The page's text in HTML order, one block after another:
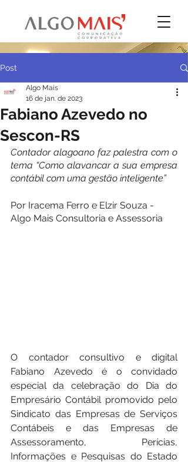
Post
Fabiano Azevedo no
Sescon-RS
Algo Mais
16 de jan. de 2023
Contador alagoano faz palestra com o
tema “Como alavancar a sua empresa
contábil com uma gestão inteligente”
Por Iracema Ferro e Elzir Souza -
Algo Mais Consultoria e Assessoria
O contador consultivo e digital
Fabiano Azevedo é o convidado
especial da celebração do Dia do
Empresário Contábil promovido pelo
Sindicato das Empresas de Serviços
Contábeis e das Empresas de
Assessoramento, Perícias,
Informações e Pesquisas do Estado